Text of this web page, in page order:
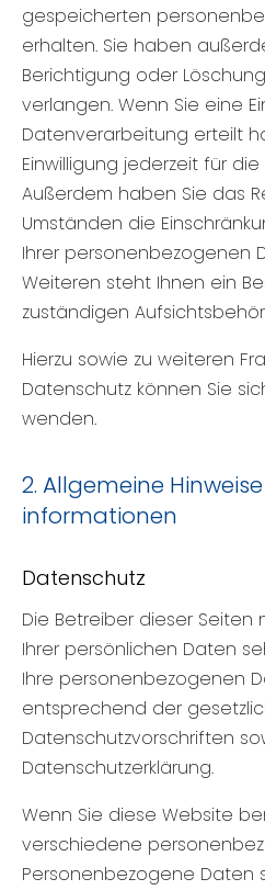
gespeicherten
erhalten. Sie haben
Berichtigung oder
verlangen. Wenn Sie eine
Datenverarbeitung erteilt
Einwilligung jederzeit für
Außerdem haben Sie das
Umständen die
Ihrer personenbezogenen
Weiteren steht Ihnen ein
zuständigen
Hierzu sowie zu weiteren
Datenschutz können Sie
wenden.
2. Allgemeine
informationen
Datenschutz
Die Betreiber dieser Seiten
Ihrer persönlichen Daten
Ihre personenbezogenen
entsprechend der
Datenschutzvorschriften
Datenschutzerklärung.
Wenn Sie diese Website
verschiedene
Personenbezogene Daten